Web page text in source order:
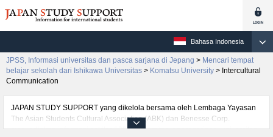
Bahasa Indonesia
JPSS, Informasi universitas dan pasca sarjana di Jepang > Mencari tempat
belajar sekolah dari Ishikawa Universitas > Komatsu University > Intercultural
Communication
JAPAN STUDY SUPPORT yang dikelola bersama oleh Lembaga Yayasan
The Asian Students Cultural Association (ABK) dan Benesse Corp.
menyediakan informasi sekitar 1300 universitas, pascasarjana, universitas